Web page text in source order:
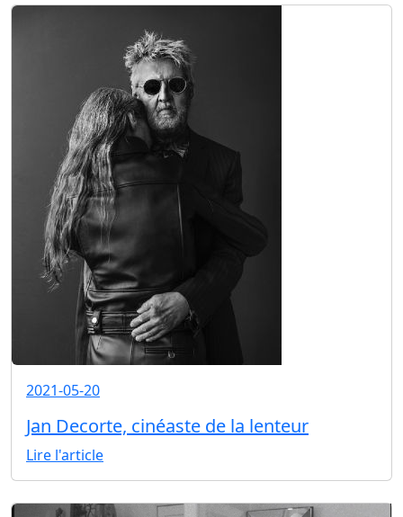
2021-05-20
Jan Decorte, cinéaste de la lenteur
Lire l'article